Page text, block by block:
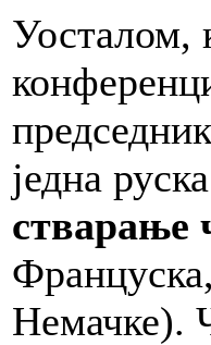
Уосталом,
једна
стварање
Немачке).